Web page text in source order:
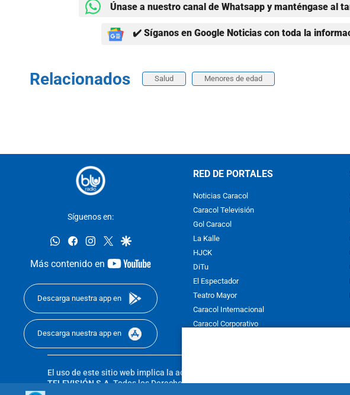
Únase a nuestro canal de Whatsapp y manténgase al
✔️ Síganos en Google Noticias con toda la
Relacionados Salud Menores de edad
Síguenos en:
whatsappfacebookinstagram
twittergoogle
Más contenido en
youtube-
Descarga nuestra app en
Descarga nuestra app en
RED DE PORTALES
Noticias Caracol
Caracol Televisión
Gol Caracol
La Kalle
HJCK
DiTu
El Espectador
Teatro Mayor
Caracol Internacional
Caracol Corporativo
El uso de este sitio web implica la aceptación de los
TELEVISIÓN S.A.Todos los Derechos Reservados D.R.A. Prohibida su